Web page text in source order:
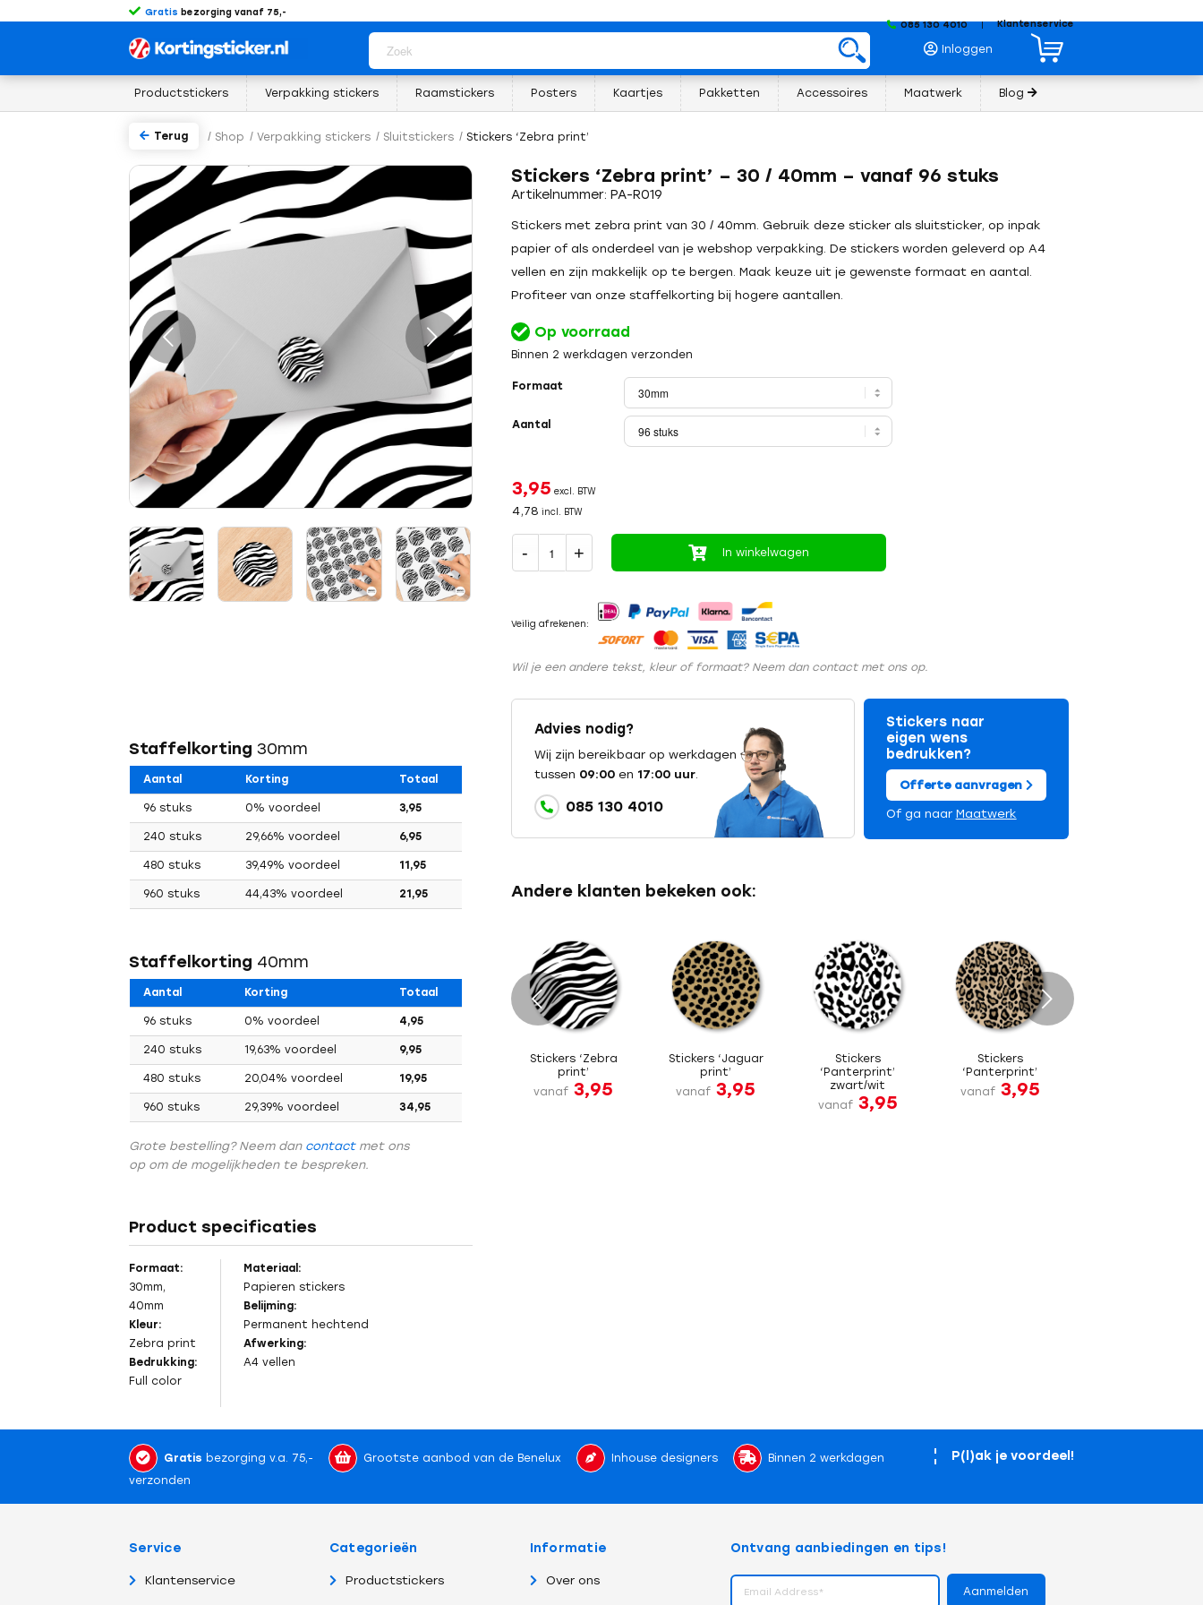
Gratis bezorging vanaf 75,-
085 130 4010
| Klantenservice
Inloggen
/ Shop / Verpakking stickers / Sluitstickers / Stickers ‘Zebra print’
Productstickers Verpakking stickers Raamstickers Posters Kaartjes Pakketten Accessoires Maatwerk Blog
Terug
Volgende
Stickers ‘Zebra print’ – 30 / 40mm – vanaf 96 stuks
Artikelnummer: PA-R019
Stickers met zebra print van 30 / 40mm. Gebruik deze sticker als sluitsticker, op inpak
papier of als onderdeel van je webshop verpakking. De stickers worden geleverd op A4
vellen en zijn makkelijk op te bergen. Maak keuze uit je gewenste formaat en aantal.
Profiteer van onze staffelkorting bij hogere aantallen.
Op voorraad
Binnen 2 werkdagen verzonden
Formaat
Aantal
3,95 excl. BTW
4,78 incl. BTW
In winkelwagen
Veilig afrekenen:
Wil je een andere tekst, kleur of formaat? Neem dan contact met ons op.
Staffelkorting 30mm
Aantal Korting Totaal
96 stuks 0% voordeel 3,95
240 stuks 29,66% voordeel 6,95
480 stuks 39,49% voordeel 11,95
960 stuks 44,43% voordeel 21,95
Staffelkorting 40mm
Aantal Korting Totaal
96 stuks 0% voordeel 4,95
240 stuks 19,63% voordeel 9,95
480 stuks 20,04% voordeel 19,95
960 stuks 29,39% voordeel 34,95
Grote bestelling? Neem dan contactmet ons
op om de mogelijkheden te bespreken.
Product specificaties
Formaat:
30mm,
40mm
Kleur:
Zebra print
Bedrukking:
Full color
Materiaal:
Papieren stickers
Belijming:
Permanent hechtend
Afwerking:
A4 vellen
Advies nodig?
Wij zijn bereikbaar op werkdagen
tussen 09:00en 17:00 uur.
085 130 4010
Stickers naar
eigen wens
bedrukken?
Offerte aanvragen
Of ga naar Maatwerk
Andere klanten bekeken ook:
Stickers ‘Zebra
print’
vanaf 3,95
Stickers ‘Jaguar
print’
vanaf 3,95
Stickers
‘Panterprint’
zwart/wit
vanaf 3,95
Stickers
‘Panterprint’
vanaf 3,95
Vorige Volgende
Gratis bezorging v.a. 75,- Grootste aanbod van de Benelux Inhouse designers
Binnen 2 werkdagen
verzonden
P(l)ak je voordeel!
Service
Klantenservice
Categorieën
Productstickers
Informatie
Over ons
Ontvang aanbiedingen en tips!